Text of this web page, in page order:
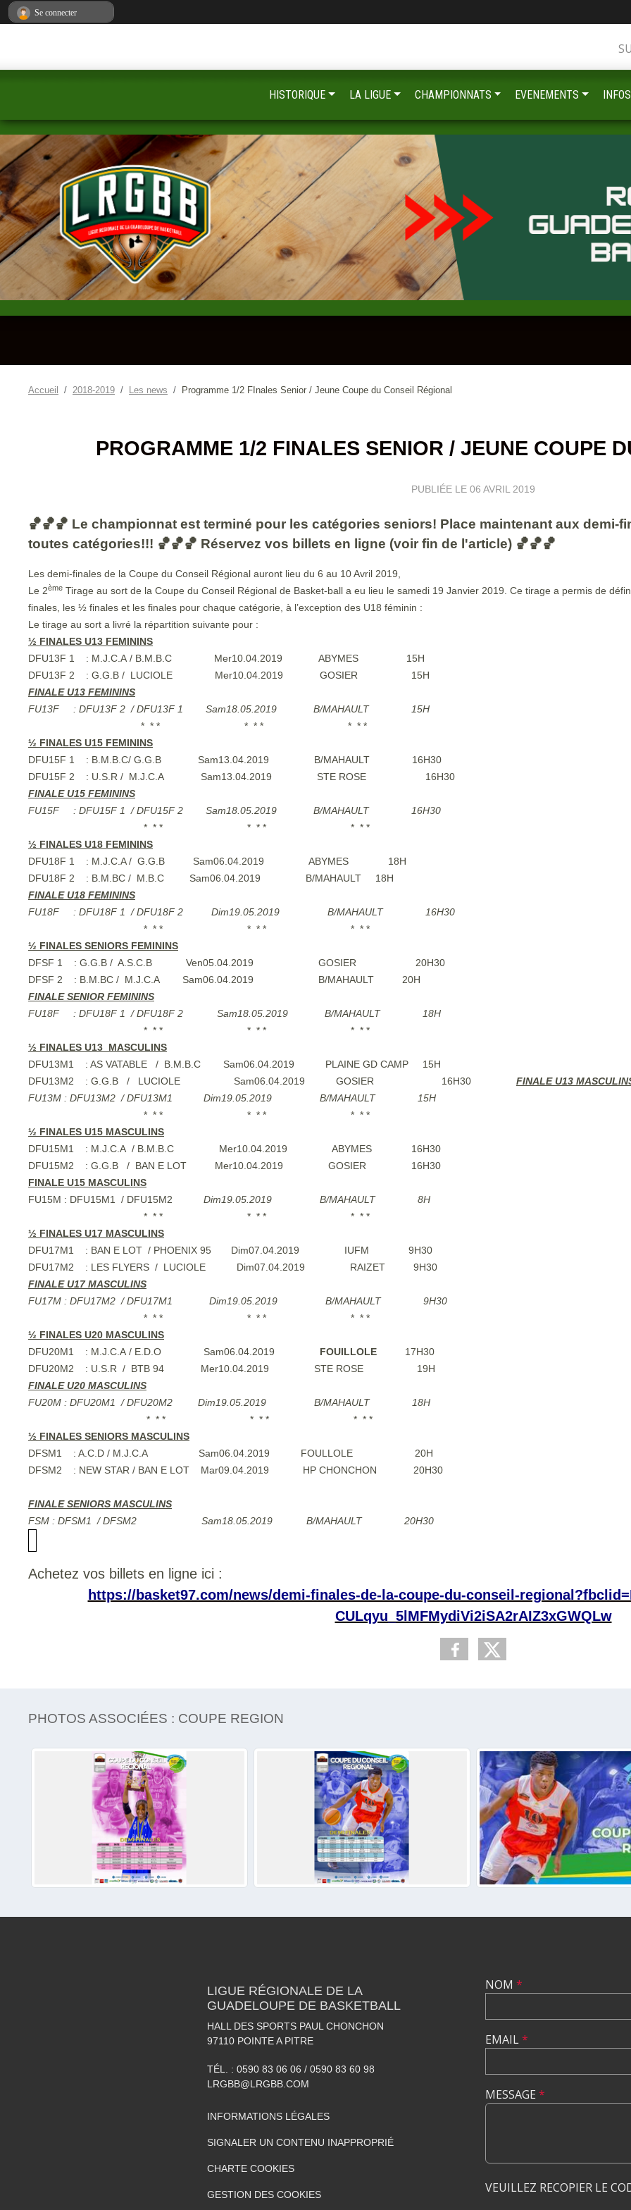
Accueil 2018-2019 Les news Programme 1/2 FInales Senior / Jeune Coupe du Conseil Régional
PROGRAMME 1/2 FINALES SENIOR / JEUNE COUPE
PUBLIÉE LE 06 AVRIL 2019
🏀🏀🏀 Le championnat est terminé pour les catégories seniors! Place maintenant aux demi-
toutes catégories!!! 🏀🏀🏀 Réservez vos billets en ligne (voir fin de l'article) 🏀🏀🏀
Les demi-finales de la Coupe du Conseil Régional auront lieu du 6 au 10 Avril 2019,
Le 2ème Tirage au sort de la Coupe du Conseil Régional de Basket-ball a eu lieu le samedi 19 Janvier 2019. Ce tirage a permis de
finales, les ½ finales et les finales pour chaque catégorie, à l’exception des U18 féminin :
Le tirage au sort a livré la répartition suivante pour :
½ FINALES U13 FEMININS
DFU13F 1 : M.J.C.A / B.M.B.C Mer10.04.2019 ABYMES 15H
DFU13F 2 : G.G.B / LUCIOLE Mer10.04.2019 GOSIER 15H
FINALE U13 FEMININS
FU13F : DFU13F 2 / DFU13F 1 Sam18.05.2019 B/MAHAULT 15H
* * * * * * * * *
½ FINALES U15 FEMININS
DFU15F 1 : B.M.B.C/ G.G.B Sam13.04.2019 B/MAHAULT 16H30
DFU15F 2 : U.S.R / M.J.C.A Sam13.04.2019 STE ROSE 16H30
FINALE U15 FEMININS
FU15F : DFU15F 1 / DFU15F 2 Sam18.05.2019 B/MAHAULT 16H30
* * * * * * * * *
½ FINALES U18 FEMININS
DFU18F 1 : M.J.C.A / G.G.B Sam06.04.2019 ABYMES 18H
DFU18F 2 : B.M.BC / M.B.C Sam06.04.2019 B/MAHAULT 18H
FINALE U18 FEMININS
FU18F : DFU18F 1 / DFU18F 2 Dim19.05.2019 B/MAHAULT 16H30
* * * * * * * * *
½ FINALES SENIORS FEMININS
DFSF 1 : G.G.B / A.S.C.B Ven05.04.2019 GOSIER 20H30
DFSF 2 : B.M.BC / M.J.C.A Sam06.04.2019 B/MAHAULT 20H
FINALE SENIOR FEMININS
FU18F : DFU18F 1 / DFU18F 2 Sam18.05.2019 B/MAHAULT 18H
* * * * * * * * *
½ FINALES U13 MASCULINS
DFU13M1 : AS VATABLE / B.M.B.C Sam06.04.2019 PLAINE GD CAMP 15H
DFU13M2 : G.G.B / LUCIOLE Sam06.04.2019 GOSIER 16H30 FINALE U13
FU13M : DFU13M2 / DFU13M1 Dim19.05.2019 B/MAHAULT 15H
* * * * * * * * *
½ FINALES U15 MASCULINS
DFU15M1 : M.J.C.A / B.M.B.C Mer10.04.2019 ABYMES 16H30
DFU15M2 : G.G.B / BAN E LOT Mer10.04.2019 GOSIER 16H30
FINALE U15 MASCULINS
FU15M : DFU15M1 / DFU15M2
Dim19.05.2019 B/MAHAULT 8H
* * * * * * * * *
½ FINALES U17 MASCULINS
DFU17M1 : BAN E LOT / PHOENIX 95 Dim07.04.2019 IUFM 9H30
DFU17M2 : LES FLYERS / LUCIOLE Dim07.04.2019 RAIZET 9H30
FINALE U17 MASCULINS
FU17M : DFU17M2 / DFU17M1 Dim19.05.2019 B/MAHAULT 9H30
* * * * * * * * *
½ FINALES U20 MASCULINS
DFU20M1 : M.J.C.A / E.D.O Sam06.04.2019 FOUILLOLE 17H30
DFU20M2 : U.S.R / BTB 94 Mer10.04.2019 STE ROSE 19H
FINALE U20 MASCULINS
FU20M : DFU20M1 / DFU20M2 Dim19.05.2019 B/MAHAULT 18H
* * * * * * * * *
½ FINALES SENIORS MASCULINS
DFSM1 : A.C.D / M.J.C.A Sam06.04.2019 FOULLOLE 20H
DFSM2 : NEW STAR / BAN E LOT Mar09.04.2019 HP CHONCHON 20H30
FINALE SENIORS MASCULINS
FSM : DFSM1 / DFSM2 Sam18.05.2019 B/MAHAULT 20H30
Achetez vos billets en ligne ici :
https://basket97.com/news/demi-finales-de-la-coupe-du-conseil-
CULqyu_5lMFMydiVi2iSA2rAIZ3xGWQLw
PHOTOS ASSOCIÉES : COUPE REGION
HISTORIQUE LA LIGUE CHAMPIONNATS EVENEMENTS
LIGUE RÉGIONALE DE LA
GUADELOUPE DE BASKETBALL
HALL DES SPORTS PAUL CHONCHON
97110 POINTE A PITRE
TÉL. : 0590 83 06 06 / 0590 83 60 98
LRGBB@LRGBB.COM
INFORMATIONS LÉGALES
SIGNALER UN CONTENU INAPPROPRIÉ
CHARTE COOKIES
GESTION DES COOKIES
NOM *
EMAIL*
MESSAGE *
VEUILLEZ RECOPIER LE
Se connecter
Panneau de gestion des cookies